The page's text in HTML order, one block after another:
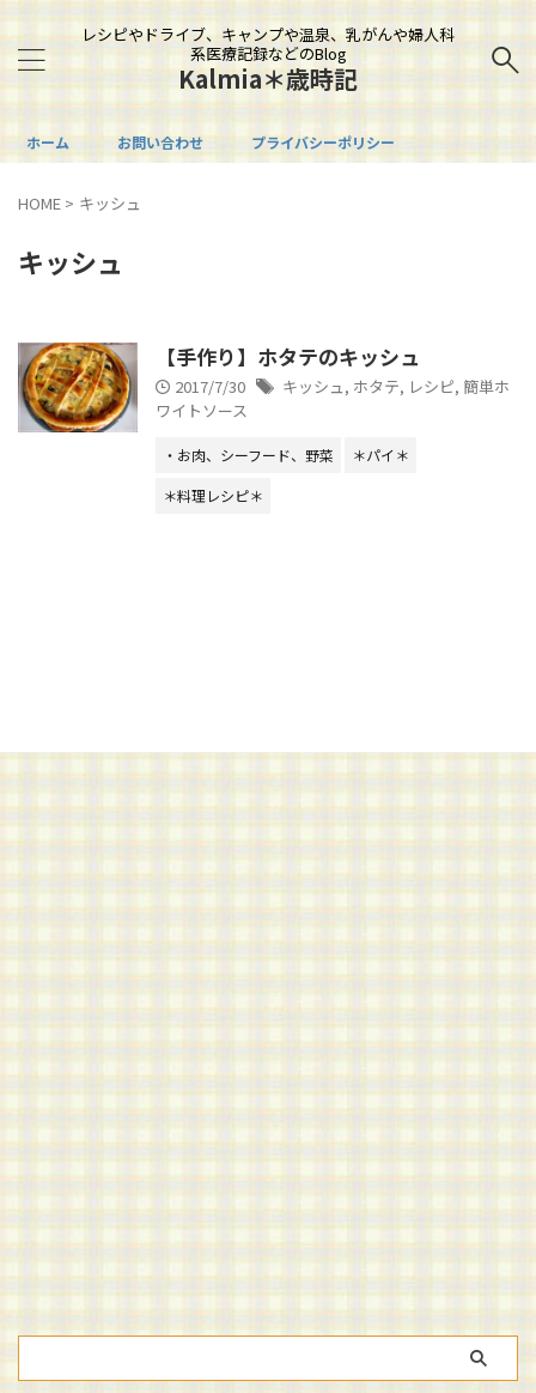
レシピやドライブ、キャンプや温泉、乳がんや婦人科
系医療記録などのBlog
Kalmia＊歳時記
ホーム お問い合わせ プライバシーポリシー
HOME > キッシュ
キッシュ
【手作り】ホタテのキッシュ
2017/7/30 キッシュ, ホタテ, レシピ, 簡単ホ
ワイトソース
・お肉、シーフード、野菜
＊パイ＊
＊料理レシピ＊